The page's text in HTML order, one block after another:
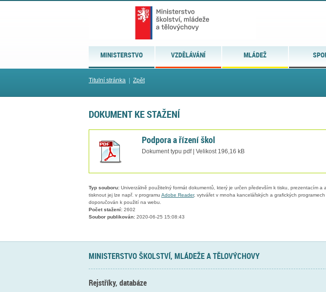
MINISTERSTVO VZDĚLÁVÁNÍ MLÁDEŽ
Titulní stránka Zpět
DOKUMENT KE STAŽENÍ
Podpora a řízení škol
Dokument typu pdf | Velikost 196,16 kB
Typ souboru: Univerzálně použitelný formát dokumentů, který je určen především k tisku, prezentacím a
tisknout jej lze např. v programu Adobe Reader, vytvářet v mnoha kancelářských a grafických
doporučován k použití na webu.
Počet stažení: 2602
Soubor publikován: 2020-06-25 15:08:43
MINISTERSTVO ŠKOLSTVÍ, MLÁDEŽE A TĚLOVÝCHOVY
Rejstříky, databáze